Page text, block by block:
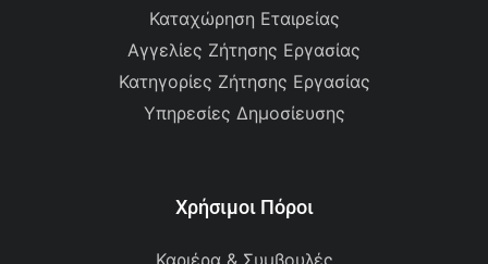
Καταχώρηση Εταιρείας
Αγγελίες Ζήτησης Εργασίας
Κατηγορίες Ζήτησης Εργασίας
Υπηρεσίες Δημοσίευσης
Χρήσιμοι Πόροι